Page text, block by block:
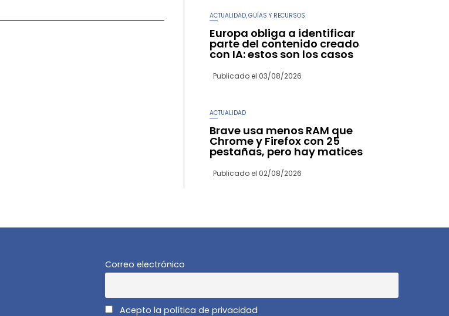
ACTUALIDAD GUÍAS Y RECURSOS
Europa obliga a identificar
parte del contenido creado
con IA: estos son los casos
Publicado el 03/08/2026
ACTUALIDAD
Brave usa menos RAM que
Chrome y Firefox con 25
pestañas, pero hay matices
Publicado el 02/08/2026
Correo electrónico
Acepto la política de privacidad